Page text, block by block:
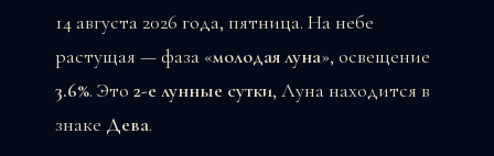
14 августа 2026 года, пятница. На небе
растущая — фаза «молодая луна», освещение
3.6%. Это 2-е лунные сутки, Луна находится в
знаке Дева.